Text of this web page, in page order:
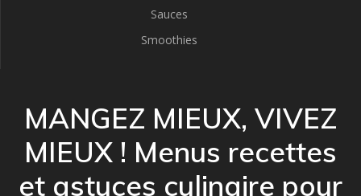
Sauces
Smoothies
MANGEZ MIEUX, VIVEZ
MIEUX ! Menus recettes
et astuces culinaire pour